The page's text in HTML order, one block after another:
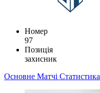
Номер
97
Позиція
захисник
Основне Матчі Статистика